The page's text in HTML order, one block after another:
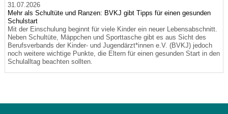
31.07.2026
Mehr als Schultüte und Ranzen: BVKJ gibt Tipps für einen gesunden
Schulstart
Mit der Einschulung beginnt für viele Kinder ein neuer Lebensabschnitt.
Neben Schultüte, Mäppchen und Sporttasche gibt es aus Sicht des
Berufsverbands der Kinder- und Jugendärzt*innen e.V. (BVKJ) jedoch
noch weitere wichtige Punkte, die Eltern für einen gesunden Start in den
Schulalltag beachten sollten.